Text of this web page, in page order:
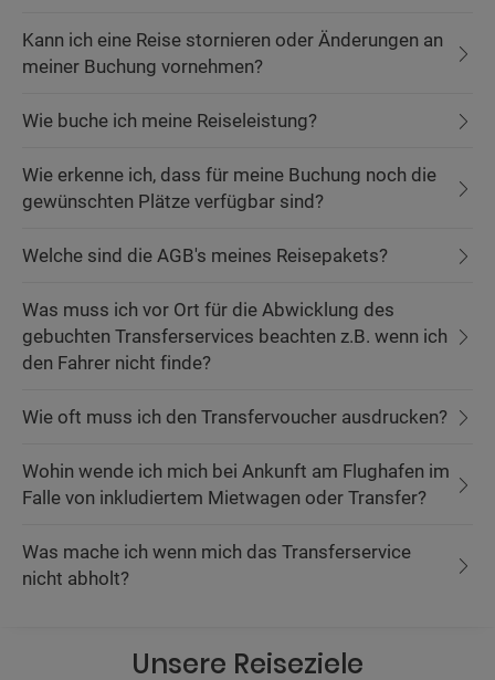
Kann ich eine Reise stornieren oder Änderungen an
meiner Buchung vornehmen?
Wie buche ich meine Reiseleistung?
Wie erkenne ich, dass für meine Buchung noch die
gewünschten Plätze verfügbar sind?
Welche sind die AGB's meines Reisepakets?
Was muss ich vor Ort für die Abwicklung des
gebuchten Transferservices beachten z.B. wenn ich
den Fahrer nicht finde?
Wie oft muss ich den Transfervoucher ausdrucken?
Wohin wende ich mich bei Ankunft am Flughafen im
Falle von inkludiertem Mietwagen oder Transfer?
Was mache ich wenn mich das Transferservice
nicht abholt?
Unsere Reiseziele